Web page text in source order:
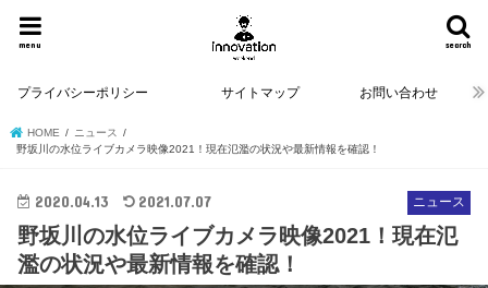
search
menu
プライバシーポリシー サイトマップ お問い合わせ
HOME
ニュース
野坂川の水位ライブカメラ映像2021！現在氾濫の状況や最新情報を確認！
ニュース
2020.04.13 2021.07.07
野坂川の水位ライブカメラ映像2021！現在氾
濫の状況や最新情報を確認！